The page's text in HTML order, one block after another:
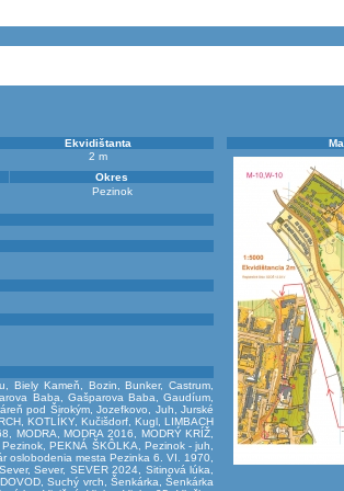
Ekvidištanta
2 m
Okres
Pezinok
, Biely Kameň, Bozin, Bunker,Castrum,
Baba, Gašparova Baba,Gaudíum,
pod Širokým,Jozefkovo, Juh,Jurské
, KOTLÍKY, Kučišdorf, Kugl , LIMBACH
, MODRA, MODRA 2016, MODRÝ KRÍŽ,
Pezinok, PEKNÁ ŠKÔLKA, Pezinok - juh,
oslobodenia mesta Pezinka 6. VI. 1970,
Sever,Sever, SEVER 2024, Sitinová lúka,
,Suchý vrch, Šenkárka,Šenkárka